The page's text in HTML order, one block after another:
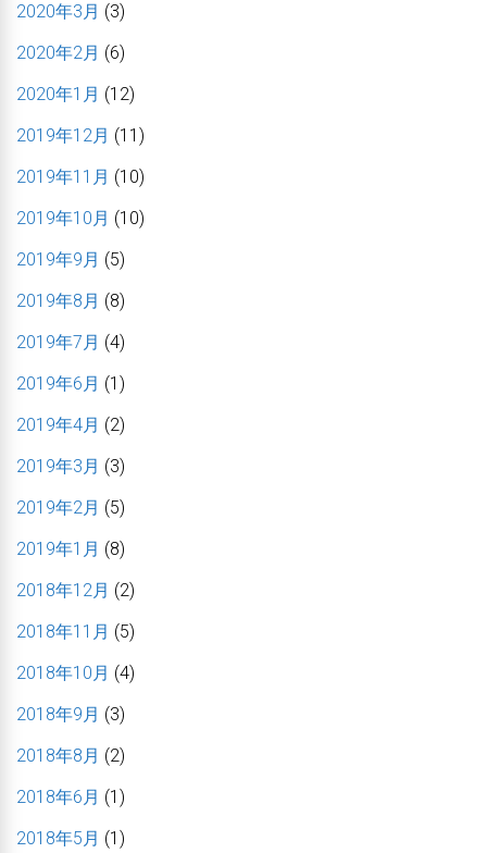
2020年3月 (3)
2020年2月 (6)
2020年1月 (12)
2019年12月 (11)
2019年11月 (10)
2019年10月 (10)
2019年9月 (5)
2019年8月 (8)
2019年7月 (4)
2019年6月 (1)
2019年4月 (2)
2019年3月 (3)
2019年2月 (5)
2019年1月 (8)
2018年12月 (2)
2018年11月 (5)
2018年10月 (4)
2018年9月 (3)
2018年8月 (2)
2018年6月 (1)
2018年5月 (1)